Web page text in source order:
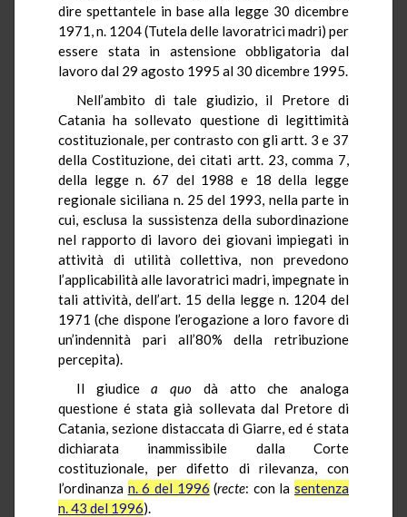
dire spettantele in base alla legge 30 dicembre
1971, n. 1204 (Tutela delle lavoratrici madri) per
essere stata in astensione obbligatoria dal
lavoro dal 29 agosto 1995 al 30 dicembre 1995.
Nell’ambito di tale giudizio, il Pretore di
Catania ha sollevato questione di legittimità
costituzionale, per contrasto con gli artt. 3 e 37
della Costituzione, dei citati artt. 23, comma 7,
della legge n. 67 del 1988 e 18 della legge
regionale siciliana n. 25 del 1993, nella parte in
cui, esclusa la sussistenza della subordinazione
nel rapporto di lavoro dei giovani impiegati in
attività di utilità collettiva, non prevedono
l’applicabilità alle lavoratrici madri, impegnate in
tali attività, dell’art. 15 della legge n. 1204 del
1971 (che dispone l’erogazione a loro favore di
un’indennità pari all’80% della retribuzione
percepita).
Il giudicea quo dà atto che analoga
questione é stata già sollevata dal Pretore di
Catania, sezione distaccata di Giarre, ed é stata
dichiarata inammissibile dalla Corte
costituzionale, per difetto di rilevanza, con
l’ordinanza n. 6 del 1996 (recte: con la sentenza
n. 43 del 1996).